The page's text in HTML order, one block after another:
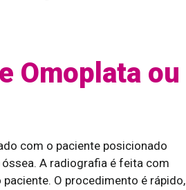
Omoplata ou
com o paciente posicionado
A radiografia é feita com
O procedimento é rápido,